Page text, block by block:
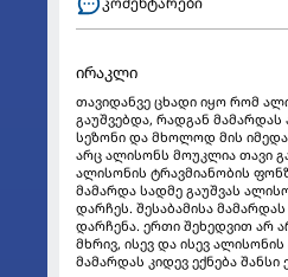
ირაკლი
თავიდანვე ცხადი იყო რომ
გაუშვებდა, რადგან
სეზონი და მხოლოდ მის
არც ალისონს მოუკლია თავი
ალისონის ტრავმიანობის
მამარდა სადმე გაუშვას
დარჩეს. შესაბამისა
დარჩენა. ერთი შეხედვით არ
მხრივ, ისევ და ისევ
მამარდას კიდევ ექნება